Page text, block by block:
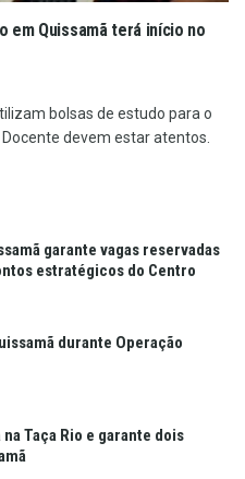
em Quissamã terá início no
bolsas de estudo para o
devem estar atentos.
garante vagas reservadas
estratégicos do Centro
durante Operação
Taça Rio e garante dois